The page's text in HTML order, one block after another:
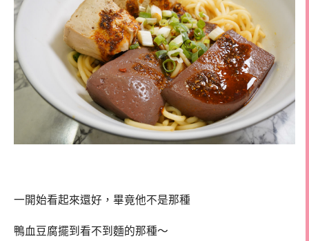
一開始看起來還好，畢竟他不是那種
鴨血豆腐擺到看不到麵的那種～